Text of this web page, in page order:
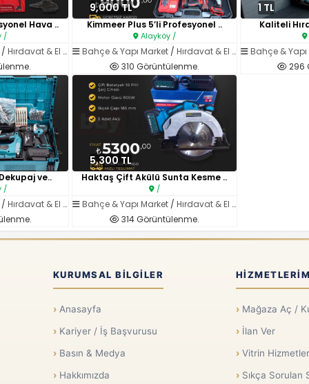
Hava ..
/
Hırdavat & El Aletleri
9,000 TL
Kimmeer Plus 5’li Profesyonel ..
Alayköy /
Bahçe & Yapı Market/ Hırdavat & El Aletleri
310 Görüntülenme.
1 TL
Kaliteli
Bahçe &
296
ve..
/
Hırdavat & El Aletleri
5,300 TL
Haktaş Çift Akülü Sunta Kesme ..
/
Bahçe & Yapı Market/ Hırdavat & El Aletleri
314 Görüntülenme.
KURUMSAL BILGILER
Anasayfa
Kariyer / İş Başvurusu
Basın & Medya
Hakkımızda
Mağaza Aç /
İlan Ver
Vitrin
Sıkça Sorulan